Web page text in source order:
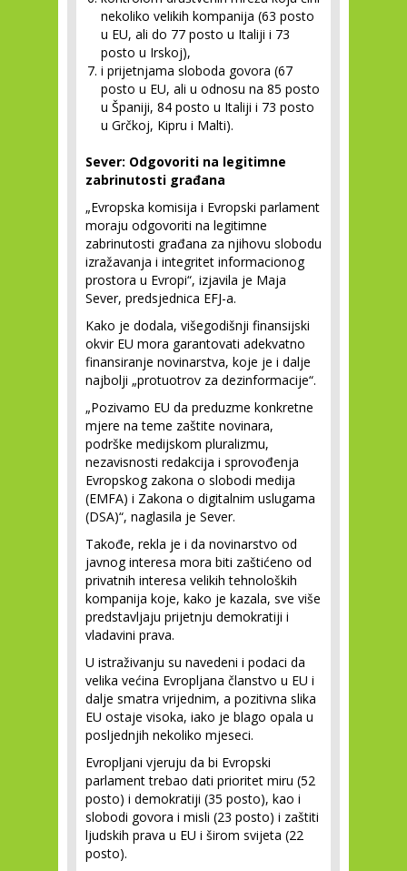
nekoliko velikih kompanija (63 posto
u EU, ali do 77 posto u Italiji i 73
posto u Irskoj),
i prijetnjama sloboda govora (67
posto u EU, ali u odnosu na 85 posto
u Španiji, 84 posto u Italiji i 73 posto
u Grčkoj, Kipru i Malti).
Sever: Odgovoriti na legitimne
zabrinutosti građana
„Evropska komisija i Evropski parlament
moraju odgovoriti na legitimne
zabrinutosti građana za njihovu slobodu
izražavanja i integritet informacionog
prostora u Evropi“, izjavila je Maja
Sever, predsjednica EFJ-a.
Kako je dodala, višegodišnji finansijski
okvir EU mora garantovati adekvatno
finansiranje novinarstva, koje je i dalje
najbolji „protuotrov za dezinformacije“.
„Pozivamo EU da preduzme konkretne
mjere na teme zaštite novinara,
podrške medijskom pluralizmu,
nezavisnosti redakcija i sprovođenja
Evropskog zakona o slobodi medija
(EMFA) i Zakona o digitalnim uslugama
(DSA)“, naglasila je Sever.
Takođe, rekla je i da novinarstvo od
javnog interesa mora biti zaštićeno od
privatnih interesa velikih tehnoloških
kompanija koje, kako je kazala, sve više
predstavljaju prijetnju demokratiji i
vladavini prava.
U istraživanju su navedeni i podaci da
velika većina Evropljana članstvo u EU i
dalje smatra vrijednim, a pozitivna slika
EU ostaje visoka, iako je blago opala u
posljednjih nekoliko mjeseci.
Evropljani vjeruju da bi Evropski
parlament trebao dati prioritet miru (52
posto) i demokratiji (35 posto), kao i
slobodi govora i misli (23 posto) i zaštiti
ljudskih prava u EU i širom svijeta (22
posto).